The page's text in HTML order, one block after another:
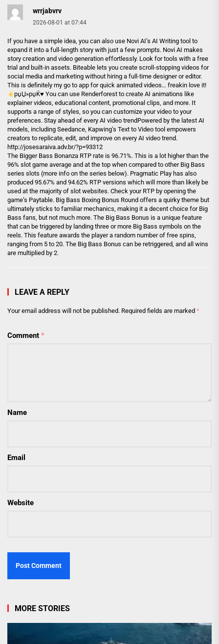
wrrjabvrv
2026-08-01 at 07:44
If you have a simple idea, you can also use Novi AI’s AI Writing tool to
expand it into a full-length story with just a few prompts. Novi AI makes
story creation and video generation effortlessly. Look for tools with a free
trial and built-in assets. Biteable lets you create scroll-stopping videos for
social media and marketing without hiring a full-time designer or editor.
This is definitely my go to app for quick animated videos… freakin love it!
рџЏ»рџЌ♥️ You can use Renderforest to create AI animations like
explainer videos, educational content, promotional clips, and more. It
supports a range of styles, so you can customize your video to your
preferences. Stay ahead of every AI video trendPowered by the latest AI
models, including Seedance, Kapwing’s Text to Video tool empowers
creators to replicate, edit, and improve on every AI video trend.
http://josesaraiva.adv.br/?p=93312
The Bigger Bass Bonanza RTP rate is 96.71%. This is a lot higher than the
96% slot game average and at the top when compared to other Big Bass
series slots (more info on the series below). Pragmatic Play has also
produced 95.67% and 94.62% RTP versions which will more than likely be
used at the majority of slot websites. Check your RTP by opening the
game’s Paytable. Big Bass Boxing Bonus Round offers a quirky theme but
ultimately sticks to familiar mechanics, making it a decent choice for Big
Bass fans, but not much more. The Big Bass Bonus is a unique feature
that can be triggered by landing three or more Big Bass symbols on the
reels. This feature awards the player a random number of free spins,
ranging from 5 to 20. The Big Bass Bonus can be retriggered, and all wins
are multiplied by 2.
LEAVE A REPLY
Your email address will not be published. Required fields are marked *
Comment *
Name
Email
Website
MORE STORIES